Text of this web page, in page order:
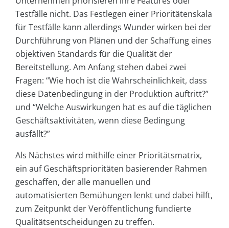
Testfälle nicht. Das Festlegen einer Prioritätenskala
für Testfälle kann allerdings Wunder wirken bei der
Durchführung von Plänen und der Schaffung eines
objektiven Standards für die Qualität der
Bereitstellung. Am Anfang stehen dabei zwei
Fragen: “Wie hoch ist die Wahrscheinlichkeit, dass
diese Datenbedingung in der Produktion auftritt?”
und “Welche Auswirkungen hat es auf die täglichen
Geschäftsaktivitäten, wenn diese Bedingung
ausfällt?”
Als Nächstes wird mithilfe einer Prioritätsmatrix,
ein auf Geschäftsprioritäten basierender Rahmen
geschaffen, der alle manuellen und
automatisierten Bemühungen lenkt und dabei hilft,
zum Zeitpunkt der Veröffentlichung fundierte
Qualitätsentscheidungen zu treffen.